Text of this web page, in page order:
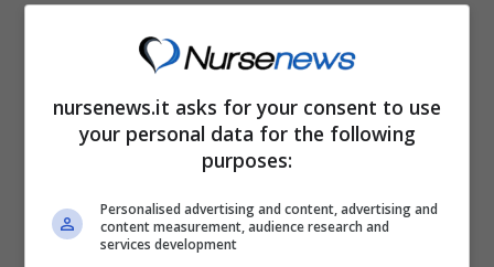
Afrojack è un artista molto conosciuto e
seguito. Finito al centro della cronaca rosa
nostrana per essere il marito di Elettra
Lamborghini, è riuscito a costruire una
carriera all’insegna delle soddisfazioni.
nursenews.it asks for your consent to use
your personal data for the following
purposes:
Personalised advertising and content, advertising and
content measurement, audience research and
services development